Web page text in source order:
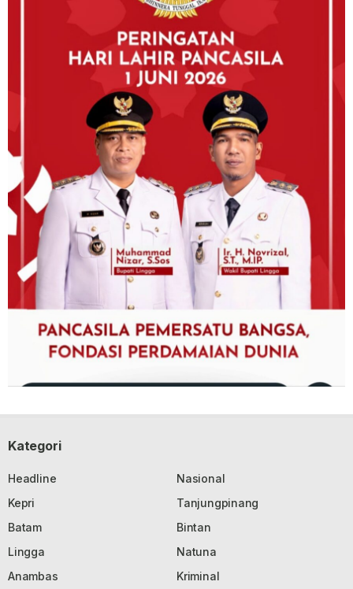
Kategori
Headline
Nasional
Kepri
Tanjungpinang
Batam
Bintan
Lingga
Natuna
Anambas
Kriminal